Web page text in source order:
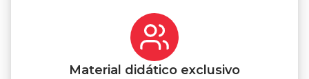
Material didático exclusivo